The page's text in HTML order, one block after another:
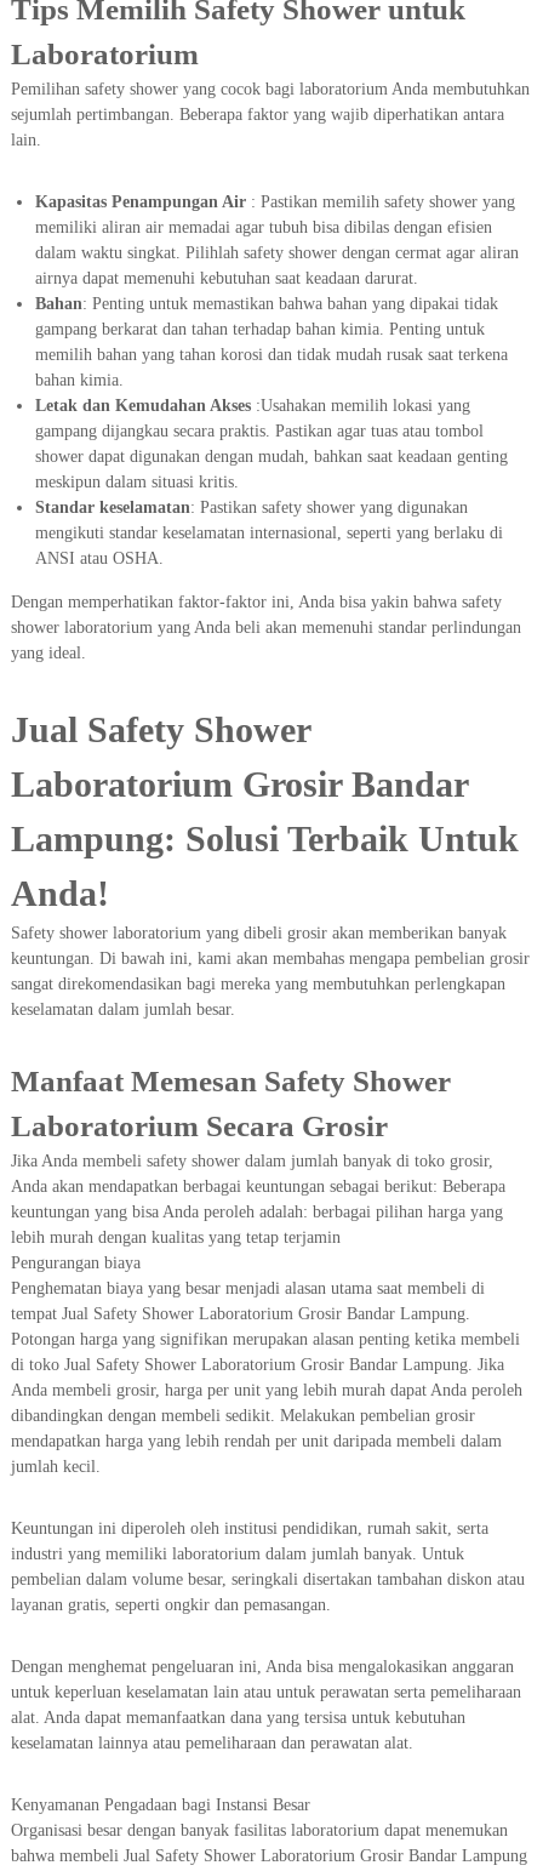
Tips Memilih Safety Shower untuk
Laboratorium
Pemilihan safety shower yang cocok bagi laboratorium Anda membutuhkan
sejumlah pertimbangan. Beberapa faktor yang wajib diperhatikan antara
lain.
Kapasitas Penampungan Air: Pastikan memilih safety shower yang
memiliki aliran air memadai agar tubuh bisa dibilas dengan efisien
dalam waktu singkat. Pilihlah safety shower dengan cermat agar aliran
airnya dapat memenuhi kebutuhan saat keadaan darurat.
Bahan: Penting untuk memastikan bahwa bahan yang dipakai tidak
gampang berkarat dan tahan terhadap bahan kimia. Penting untuk
memilih bahan yang tahan korosi dan tidak mudah rusak saat terkena
bahan kimia.
Letak dan Kemudahan Akses:Usahakan memilih lokasi yang
gampang dijangkau secara praktis. Pastikan agar tuas atau tombol
shower dapat digunakan dengan mudah, bahkan saat keadaan genting
meskipun dalam situasi kritis.
Standar keselamatan: Pastikan safety shower yang digunakan
mengikuti standar keselamatan internasional, seperti yang berlaku di
ANSI atau OSHA.
Dengan memperhatikan faktor-faktor ini, Anda bisa yakin bahwa safety
shower laboratorium yang Anda beli akan memenuhi standar perlindungan
yang ideal.
Jual Safety Shower
Laboratorium Grosir Bandar
Lampung: Solusi Terbaik Untuk
Anda!
Safety shower laboratorium yang dibeli grosir akan memberikan banyak
keuntungan. Di bawah ini, kami akan membahas mengapa pembelian grosir
sangat direkomendasikan bagi mereka yang membutuhkan perlengkapan
keselamatan dalam jumlah besar.
Manfaat Memesan Safety Shower
Laboratorium Secara Grosir
Jika Anda membeli safety shower dalam jumlah banyak di toko grosir,
Anda akan mendapatkan berbagai keuntungan sebagai berikut: Beberapa
keuntungan yang bisa Anda peroleh adalah: berbagai pilihan harga yang
lebih murah dengan kualitas yang tetap terjamin
Pengurangan biaya
Penghematan biaya yang besar menjadi alasan utama saat membeli di
tempat Jual Safety Shower Laboratorium Grosir Bandar Lampung.
Potongan harga yang signifikan merupakan alasan penting ketika membeli
di toko Jual Safety Shower Laboratorium Grosir Bandar Lampung. Jika
Anda membeli grosir, harga per unit yang lebih murah dapat Anda peroleh
dibandingkan dengan membeli sedikit. Melakukan pembelian grosir
mendapatkan harga yang lebih rendah per unit daripada membeli dalam
jumlah kecil.
Keuntungan ini diperoleh oleh institusi pendidikan, rumah sakit, serta
industri yang memiliki laboratorium dalam jumlah banyak. Untuk
pembelian dalam volume besar, seringkali disertakan tambahan diskon atau
layanan gratis, seperti ongkir dan pemasangan.
Dengan menghemat pengeluaran ini, Anda bisa mengalokasikan anggaran
untuk keperluan keselamatan lain atau untuk perawatan serta pemeliharaan
alat. Anda dapat memanfaatkan dana yang tersisa untuk kebutuhan
keselamatan lainnya atau pemeliharaan dan perawatan alat.
Kenyamanan Pengadaan bagi Instansi Besar
Organisasi besar dengan banyak fasilitas laboratorium dapat menemukan
bahwa membeli Jual Safety Shower Laboratorium Grosir Bandar Lampung